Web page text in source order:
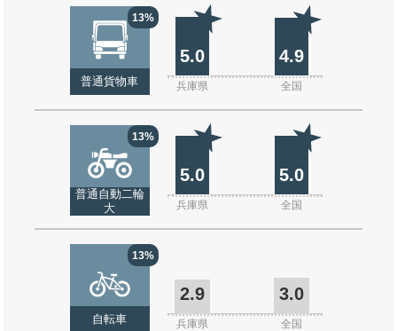
13%
普通貨物車
5.0 4.9
兵庫県 全国
13%
普通自動二輪
大
5.0 5.0
兵庫県 全国
13%
自転車
2.9 3.0
兵庫県 全国